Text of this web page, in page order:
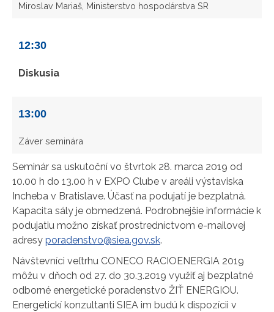
Miroslav Mariaš, Ministerstvo hospodárstva SR
12:30
Diskusia
13:00
Záver seminára
Seminár sa uskutoční vo štvrtok 28. marca 2019 od
10.00 h do 13.00 h v EXPO Clube v areáli výstaviska
Incheba v Bratislave. Účasť na podujatí je bezplatná.
Kapacita sály je obmedzená. Podrobnejšie informácie k
podujatiu možno získať prostredníctvom e-mailovej
adresy poradenstvo@siea.gov.sk.
Návštevníci veľtrhu CONECO RACIOENERGIA 2019
môžu v dňoch od 27. do 30.3.2019 využiť aj bezplatné
odborné energetické poradenstvo ŽIŤ ENERGIOU.
Energetickí konzultanti SIEA im budú k dispozícii v